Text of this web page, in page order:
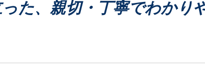
債務整理 デメリット
医療過誤 法的責任
った、親切・丁寧でわか